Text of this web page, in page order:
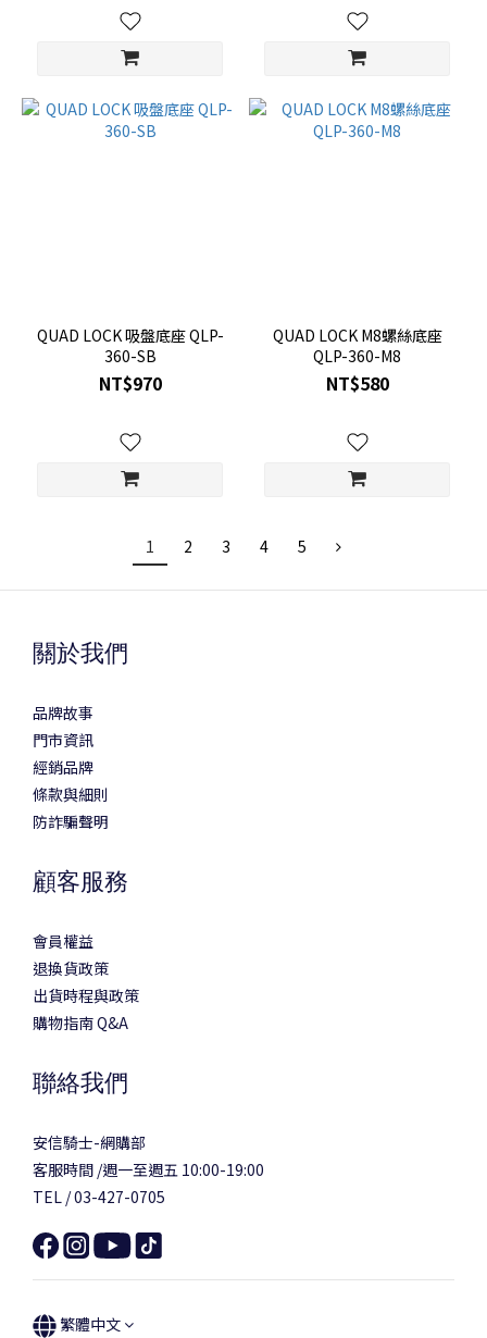
QUAD LOCK 吸盤底座 QLP-
360-SB
NT$970
QUAD LOCK M8螺絲底座
QLP-360-M8
NT$580
1 2 3 4 5
關於我們
品牌故事
門市資訊
經銷品牌
條款與細則
防詐騙聲明
顧客服務
會員權益
退換貨政策
出貨時程與政策
購物指南 Q&A
聯絡我們
安信騎士-網購部
客服時間 /週一至週五 10:00-19:00
TEL / 03-427-0705
繁體中文